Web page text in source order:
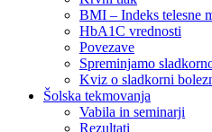
BMI – Indeks telesne
HbA1C vrednosti
Povezave
Spreminjamo
Kviz o sladkorni
Šolska tekmovanja
Vabila in seminarji
Rezultati